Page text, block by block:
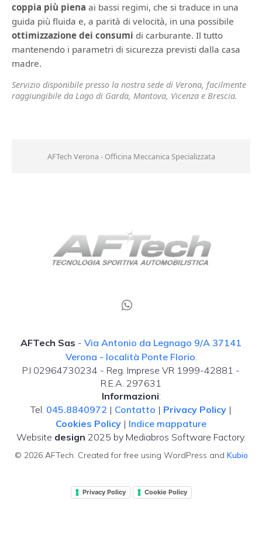
coppia più piena ai bassi regimi, che si traduce in una
guida più fluida e, a parità di velocità, in una possibile
ottimizzazione dei consumi di carburante. Il tutto
mantenendo i parametri di sicurezza previsti dalla casa
madre.
Servizio disponibile presso la nostra sede di Verona, facilmente
raggiungibile da Lago di Garda, Mantova, Vicenza e Brescia.
AFTech Verona - Officina Meccanica Specializzata
AFTech Sas - Via Antonio da Legnago 9/A 37141
Verona - località Ponte Florio
P.I 02964730234 - Reg. Imprese VR 1999-42881 -
R.E.A. 297631
Informazioni:
Tel. 045.8840972 | Contatto | Privacy Policy |
Cookies Policy | Indice mappature
Website design 2025 by Mediabros Software Factory.
© 2026 AFTech. Created for free using WordPress and Kubio
Privacy Policy Cookie Policy